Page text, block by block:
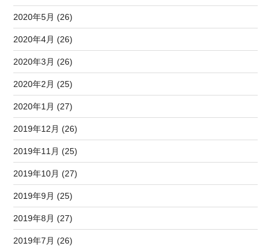
2020年5月 (26)
2020年4月 (26)
2020年3月 (26)
2020年2月 (25)
2020年1月 (27)
2019年12月 (26)
2019年11月 (25)
2019年10月 (27)
2019年9月 (25)
2019年8月 (27)
2019年7月 (26)